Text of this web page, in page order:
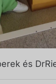
és